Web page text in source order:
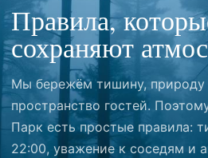
Правила,
сохраняют
Мы бережём тишину, природу
пространство гостей.
Парк есть простые правила:
22:00, уважение к соседям и